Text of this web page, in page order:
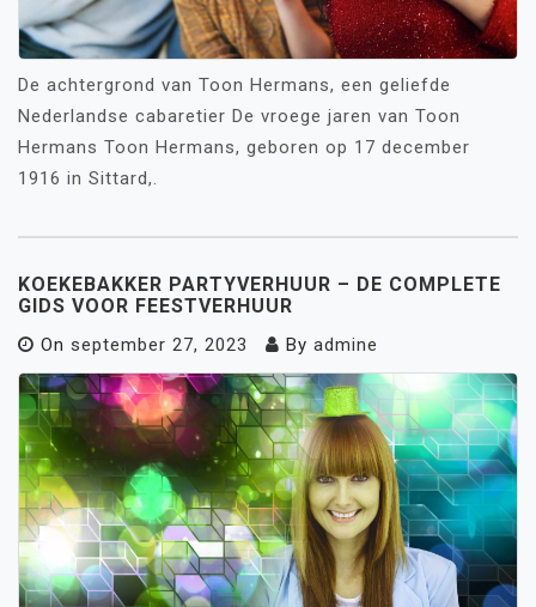
De achtergrond van Toon Hermans, een geliefde
Nederlandse cabaretier De vroege jaren van Toon
Hermans Toon Hermans, geboren op 17 december
1916 in Sittard,.
KOEKEBAKKER PARTYVERHUUR – DE COMPLETE
GIDS VOOR FEESTVERHUUR
On september 27, 2023 By admine